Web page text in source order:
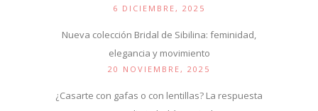
6 DICIEMBRE, 2025
Nueva colección Bridal de Sibilina: feminidad,
elegancia y movimiento
20 NOVIEMBRE, 2025
¿Casarte con gafas o con lentillas? La respuesta